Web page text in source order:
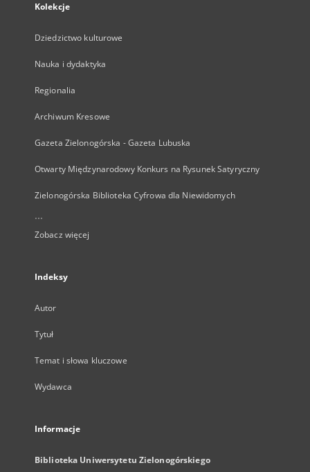
Kolekcje
Dziedzictwo kulturowe
Nauka i dydaktyka
Regionalia
Archiwum Kresowe
Gazeta Zielonogórska - Gazeta Lubuska
Otwarty Międzynarodowy Konkurs na Rysunek Satyryczny
Zielonogórska Biblioteka Cyfrowa dla Niewidomych
...
Zobacz więcej
Indeksy
Autor
Tytuł
Temat i słowa kluczowe
Wydawca
Informacje
Biblioteka Uniwersytetu Zielonogórskiego